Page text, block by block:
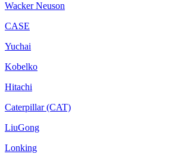
Wacker Neuson
CASE
Yuchai
Kobelko
Hitachi
Caterpillar (CAT)
LiuGong
Lonking